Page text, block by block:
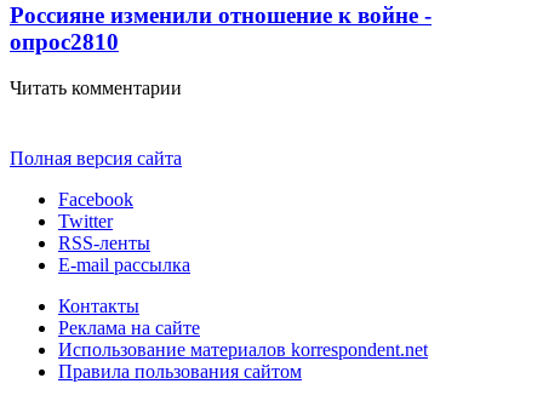
Россияне изменили отношение к войне -
опрос2810
Читать комментарии
Полная версия сайта
Facebook
Twitter
RSS-ленты
E-mail рассылка
Контакты
Реклама на сайте
Использование материалов korrespondent.net
Правила пользования сайтом